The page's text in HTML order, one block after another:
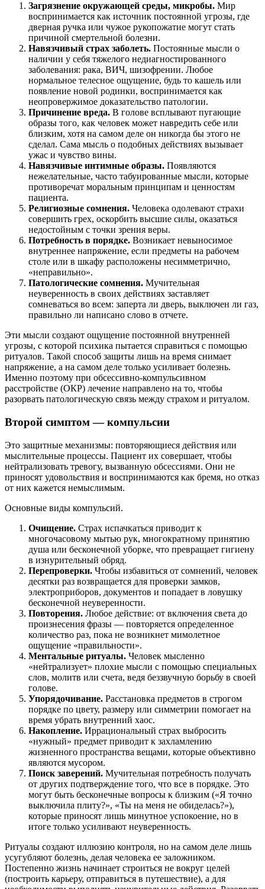
Загрязнение окружающей среды, микробы. Мир
воспринимается как источник постоянной угрозы, где
дверная ручка или чужое рукопожатие могут стать
причиной смертельной болезни.
Навязчивый страх заболеть. Постоянные мысли о
наличии у себя тяжелого недиагностированного
заболевания: рака, ВИЧ, шизофрении. Любое
нормальное телесное ощущение, будь то кашель или
появление новой родинки, воспринимается как
неопровержимое доказательство патологии.
Причинение вреда. В голове всплывают пугающие
образы того, как человек может навредить себе или
близким, хотя на самом деле он никогда бы этого не
сделал. Сама мысль о подобных действиях вызывает
ужас и чувство вины.
Навязчивые интимные образы. Появляются
нежелательные, часто табуированные мысли, которые
противоречат моральным принципам и ценностям
пациента.
Религиозные сомнения. Человека одолевают страхи
совершить грех, оскорбить высшие силы, оказаться
недостойным с точки зрения веры.
Потребность в порядке. Возникает невыносимое
внутреннее напряжение, если предметы на рабочем
столе или в шкафу расположены несимметрично,
«неправильно».
Патологические сомнения. Мучительная
неуверенность в своих действиях заставляет
сомневаться во всем: заперта ли дверь, выключен ли газ,
правильно ли написано слово в отчете.
Эти мысли создают ощущение постоянной внутренней
угрозы, с которой психика пытается справиться с помощью
ритуалов. Такой способ защиты лишь на время снимает
напряжение, а на самом деле только усиливает болезнь.
Именно поэтому при обсессивно-компульсивном
расстройстве (ОКР) лечение направлено на то, чтобы
разорвать патологическую связь между страхом и ритуалом.
Второй симптом — компульсии
Это защитные механизмы: повторяющиеся действия или
мыслительные процессы. Пациент их совершает, чтобы
нейтрализовать тревогу, вызванную обсессиями. Они не
приносят удовольствия и воспринимаются как бремя, но отказ
от них кажется немыслимым.
Основные виды компульсий.
Очищение. Страх испачкаться приводит к
многочасовому мытью рук, многократному принятию
душа или бесконечной уборке, что превращает гигиену
в изнурительный обряд.
Перепроверки. Чтобы избавиться от сомнений, человек
десятки раз возвращается для проверки замков,
электроприборов, документов и попадает в ловушку
бесконечной неуверенности.
Повторения. Любое действие: от включения света до
произнесения фразы — повторяется определенное
количество раз, пока не возникнет мимолетное
ощущение «правильности».
Ментальные ритуалы. Человек мысленно
«нейтрализует» плохие мысли с помощью специальных
слов, молитв или счета, ведя беззвучную борьбу в своей
голове.
Упорядочивание. Расстановка предметов в строгом
порядке по цвету, размеру или симметрии помогает на
время убрать внутренний хаос.
Накопление. Иррациональный страх выбросить
«нужный» предмет приводит к захламлению
жизненного пространства вещами, которые объективно
являются мусором.
Поиск заверений. Мучительная потребность получать
от других подтверждение того, что все в порядке. Это
могут быть бесконечные вопросы к близким («Я точно
выключила плиту?», «Ты на меня не обиделась?»),
которые приносят лишь минутное успокоение, но в
итоге только усиливают неуверенность.
Ритуалы создают иллюзию контроля, но на самом деле лишь
усугубляют болезнь, делая человека ее заложником.
Постепенно жизнь начинает строиться не вокруг целей
(построить карьеру, отправиться в путешествие), а для